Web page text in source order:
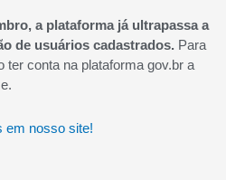
a plataforma já ultrapassa a
de usuários cadastrados. Para
ter conta na plataforma gov.br a
em nosso site!